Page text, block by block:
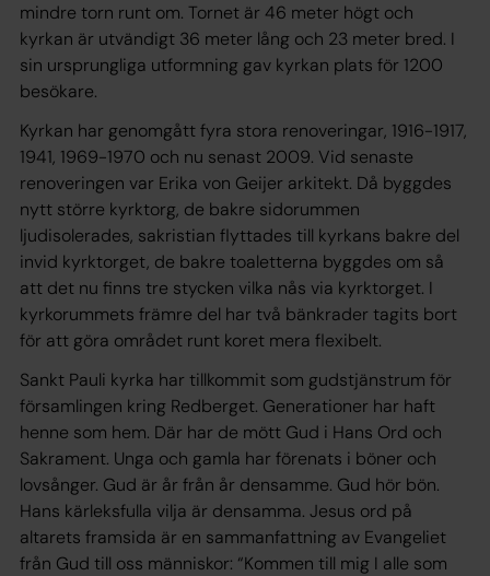
mindre torn runt om. Tornet är 46 meter högt och
kyrkan är utvändigt 36 meter lång och 23 meter bred. I
sin ursprungliga utformning gav kyrkan plats för 1200
besökare.
Kyrkan har genomgått fyra stora renoveringar, 1916-1917,
1941, 1969-1970 och nu senast 2009. Vid senaste
renoveringen var Erika von Geijer arkitekt. Då byggdes
nytt större kyrktorg, de bakre sidorummen
ljudisolerades, sakristian flyttades till kyrkans bakre del
invid kyrktorget, de bakre toaletterna byggdes om så
att det nu finns tre stycken vilka nås via kyrktorget. I
kyrkorummets främre del har två bänkrader tagits bort
för att göra området runt koret mera flexibelt.
Sankt Pauli kyrka har tillkommit som gudstjänstrum för
församlingen kring Redberget. Generationer har haft
henne som hem. Där har de mött Gud i Hans Ord och
Sakrament. Unga och gamla har förenats i böner och
lovsånger. Gud är år från år densamme. Gud hör bön.
Hans kärleksfulla vilja är densamma. Jesus ord på
altarets framsida är en sammanfattning av Evangeliet
från Gud till oss människor: “Kommen till mig I alle som